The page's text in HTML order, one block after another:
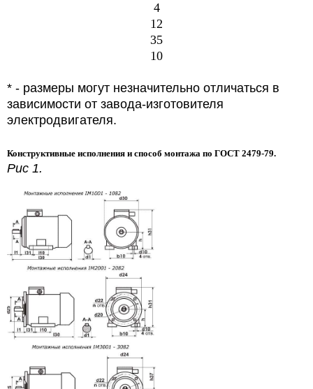
4
12
35
10
* - размеры могут незначительно отличаться в
зависимости от завода-изготовителя
электродвигателя.
Конструктивные исполнения и способ монтажа по ГОСТ 2479-79.
Рис 1.